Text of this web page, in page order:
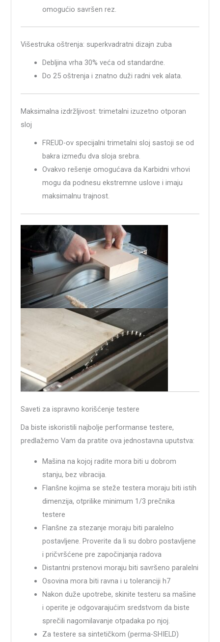
omogućio savršen rez.
Višestruka oštrenja: superkvadratni dizajn zuba
Debljina vrha 30% veća od standardne.
Do 25 oštrenja i znatno duži radni vek alata.
Maksimalna izdržljivost: trimetalni izuzetno otporan
sloj
FREUD-ov specijalni trimetalni sloj sastoji se od
bakra između dva sloja srebra.
Ovakvo rešenje omogućava da Karbidni vrhovi
mogu da podnesu ekstremne uslove i imaju
maksimalnu trajnost.
Saveti za ispravno korišćenje testere
Da biste iskoristili najbolje performanse testere,
predlažemo Vam da pratite ova jednostavna uputstva:
Mašina na kojoj radite mora biti u dobrom
stanju, bez vibracija.
Flanšne kojima se steže testera moraju biti istih
dimenzija, otprilike minimum 1/3 prečnika
testere
Flanšne za stezanje moraju biti paralelno
postavljene. Proverite da li su dobro postavljene
i pričvršćene pre započinjanja radova
Distantni prstenovi moraju biti savršeno paralelni
Osovina mora biti ravna i u toleranciji h7
Nakon duže upotrebe, skinite testeru sa mašine
i operite je odgovarajućim sredstvom da biste
sprečili nagomilavanje otpadaka po njoj.
Za testere sa sintetičkom (perma-SHIELD)